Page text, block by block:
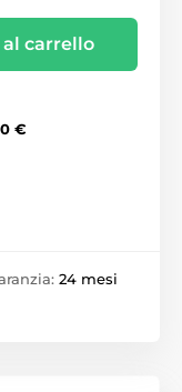
carrello
€
24 mesi